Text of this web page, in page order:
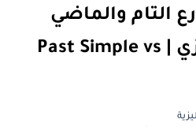
التام والماضي
البسيط بالانجليزي | Past Simple vs